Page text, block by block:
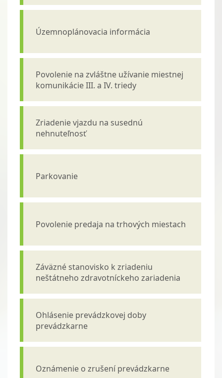
Územnoplánovacia informácia
Povolenie na zvláštne užívanie miestnej
komunikácie III. a IV. triedy
Zriadenie vjazdu na susednú
nehnuteľnosť
Parkovanie
Povolenie predaja na trhových miestach
Záväzné stanovisko k zriadeniu
neštátneho zdravotníckeho zariadenia
Ohlásenie prevádzkovej doby
prevádzkarne
Oznámenie o zrušení prevádzkarne